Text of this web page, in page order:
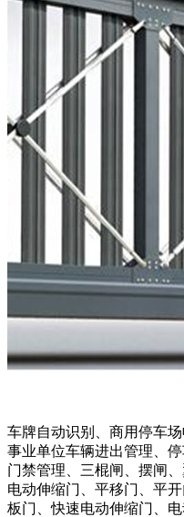
车牌自动识别、商用停车
事业单位车辆进出管理、
门禁管理、三棍闸、摆闸
电动伸缩门、平移门、平
板门、快速电动伸缩门、